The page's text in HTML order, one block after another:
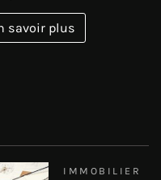
savoir plus
IMMOBILIER